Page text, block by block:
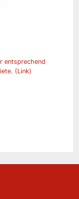
entsprechend
(Link)